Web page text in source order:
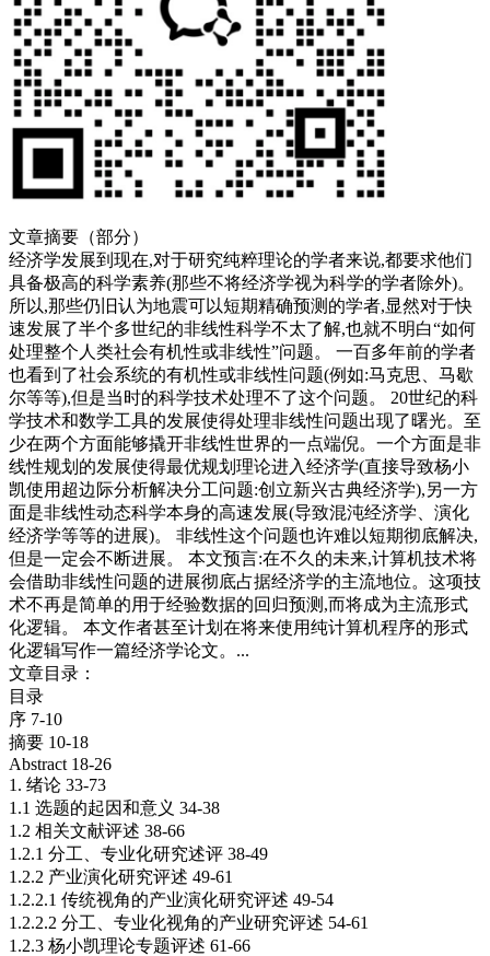
文章摘要（部分）
经济学发展到现在,对于研究纯粹理论的学者来说,都要求他们
具备极高的科学素养(那些不将经济学视为科学的学者除外)。
所以,那些仍旧认为地震可以短期精确预测的学者,显然对于快
速发展了半个多世纪的非线性科学不太了解,也就不明白“如何
处理整个人类社会有机性或非线性”问题。 一百多年前的学者
也看到了社会系统的有机性或非线性问题(例如:马克思、马歇
尔等等),但是当时的科学技术处理不了这个问题。 20世纪的科
学技术和数学工具的发展使得处理非线性问题出现了曙光。至
少在两个方面能够撬开非线性世界的一点端倪。一个方面是非
线性规划的发展使得最优规划理论进入经济学(直接导致杨小
凯使用超边际分析解决分工问题:创立新兴古典经济学),另一方
面是非线性动态科学本身的高速发展(导致混沌经济学、演化
经济学等等的进展)。 非线性这个问题也许难以短期彻底解决,
但是一定会不断进展。 本文预言:在不久的未来,计算机技术将
会借助非线性问题的进展彻底占据经济学的主流地位。这项技
术不再是简单的用于经验数据的回归预测,而将成为主流形式
化逻辑。 本文作者甚至计划在将来使用纯计算机程序的形式
化逻辑写作一篇经济学论文。...
文章目录：
目录
序 7-10
摘要 10-18
Abstract 18-26
1. 绪论 33-73
1.1 选题的起因和意义 34-38
1.2 相关文献评述 38-66
1.2.1 分工、专业化研究述评 38-49
1.2.2 产业演化研究评述 49-61
1.2.2.1 传统视角的产业演化研究评述 49-54
1.2.2.2 分工、专业化视角的产业研究评述 54-61
1.2.3 杨小凯理论专题评述 61-66